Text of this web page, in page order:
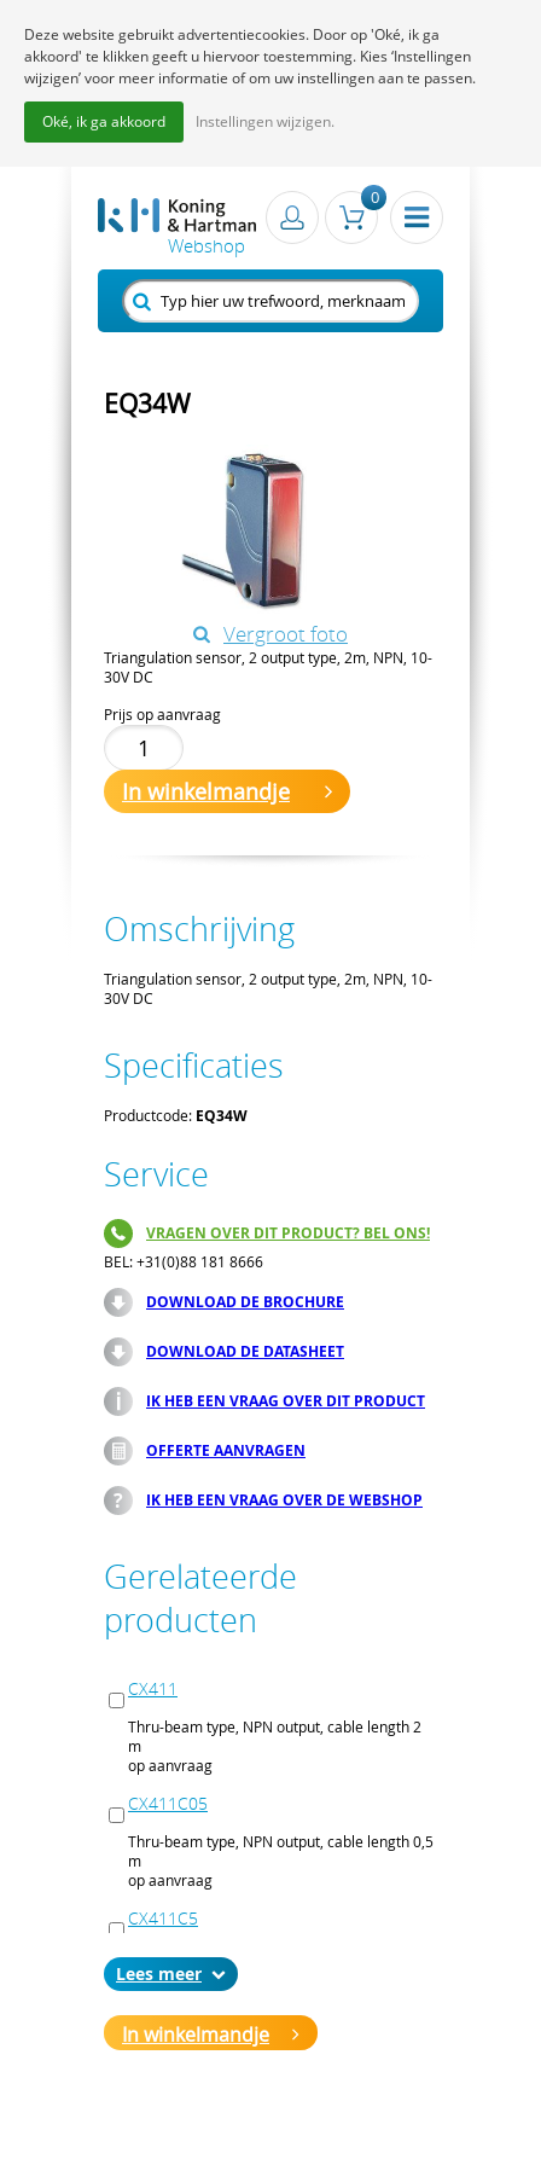
0
EQ34W
Vergroot foto
Triangulation sensor, 2 output type, 2m, NPN, 10-
30V DC
Prijs op aanvraag
In winkelmandje
Omschrijving
Triangulation sensor, 2 output type, 2m, NPN, 10-
30V DC
Specificaties
Productcode: EQ34W
Service
VRAGEN OVER DIT PRODUCT? BEL ONS!
BEL: +31(0)88 181 8666
DOWNLOAD DE BROCHURE
DOWNLOAD DE DATASHEET
IK HEB EEN VRAAG OVER DIT PRODUCT
OFFERTE AANVRAGEN
IK HEB EEN VRAAG OVER DE WEBSHOP
Gerelateerde
producten
CX411
Thru-beam type, NPN output, cable length 2
m
op aanvraag
CX411C05
Thru-beam type, NPN output, cable length 0,5
m
op aanvraag
CX411C5
Thru-beam type, NPN output, cable length 5
m
op aanvraag
CX411J
Lees
In winkelmandje
Deze website gebruikt advertentiecookies. Door op 'Oké, ik ga
akkoord' te klikken geeft u hiervoor toestemming. Kies ‘Instellingen
wijzigen’ voor meer informatie of om uw instellingen aan te passen.
Oké, ik ga akkoord Instellingen wijzigen.